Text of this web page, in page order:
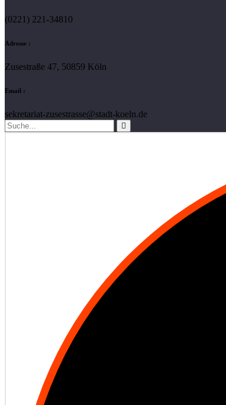
(0221) 221-34810
Adresse :
Zusestraße 47, 50859 Köln
Email :
sekretariat-zusestrasse@stadt-koeln.de